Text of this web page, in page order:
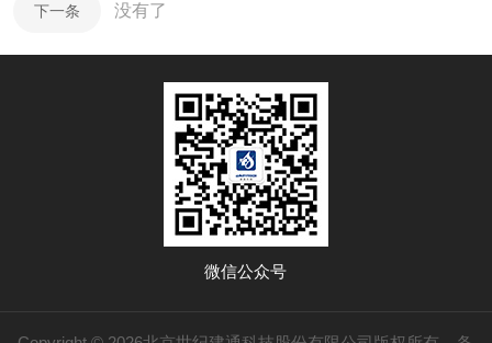
下一条 没有了
微信公众号